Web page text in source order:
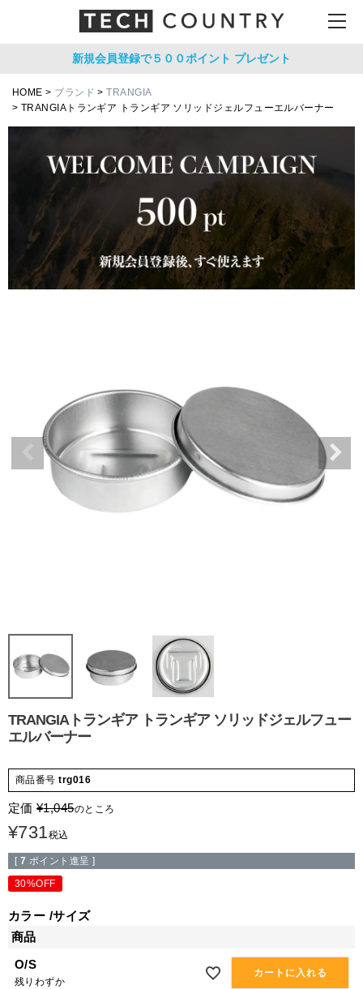
新規会員登録で５００ポイント プレゼント
HOME ブランド
TRANGIA
TRANGIAトランギア トランギア ソリッドジェルフューエルバーナー
TRANGIAトランギア トランギア ソリッドジェルフュー
エルバーナー
商品番号 trg016
定価 ¥1,045のところ
¥731税込
[ 7 ポイント進呈 ]
30%OFF
カラー サイズ
商品
O/S
残りわずか
カートに入れる